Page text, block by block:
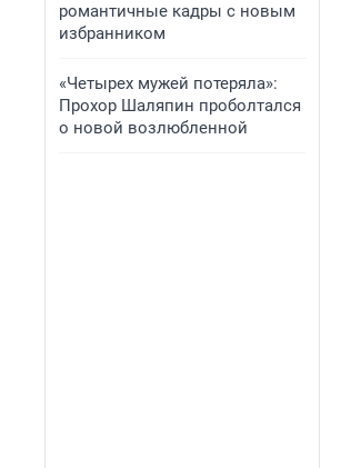
романтичные кадры с новым
избранником
«Четырех мужей потеряла»:
Прохор Шаляпин проболтался
о новой возлюбленной